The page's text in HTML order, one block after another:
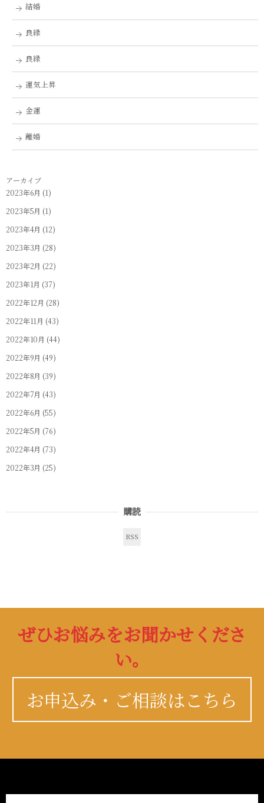
結婚
良縁
良縁
運気上昇
金運
離婚
アーカイブ
2023年6月 (1)
2023年5月 (1)
2023年4月 (12)
2023年3月 (28)
2023年2月 (22)
2023年1月 (37)
2022年12月 (28)
2022年11月 (43)
2022年10月 (44)
2022年9月 (49)
2022年8月 (39)
2022年7月 (43)
2022年6月 (55)
2022年5月 (76)
2022年4月 (73)
2022年3月 (25)
購読
RSS
ぜひお悩みをお聞かせくださ
い。
お申込み・ご相談はこちら